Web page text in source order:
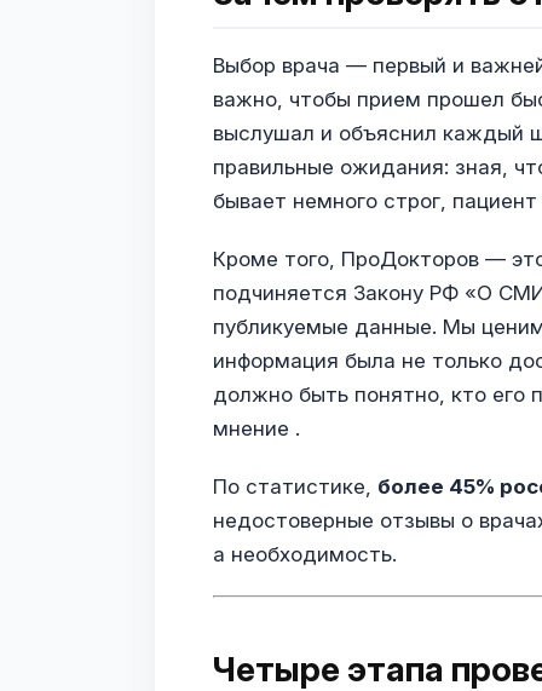
Выбор врача — первый и
важно, чтобы прием прошел
выслушал и объяснил каждый
правильные ожидания: зная,
бывает немного строг,
Кроме того, ПроДокторов —
подчиняется Закону РФ «О
публикуемые данные. Мы
информация была не только
должно быть понятно, кто его
мнение .
По статистике, более 45%
недостоверные отзывы о
а необходимость.
Четыре этапа